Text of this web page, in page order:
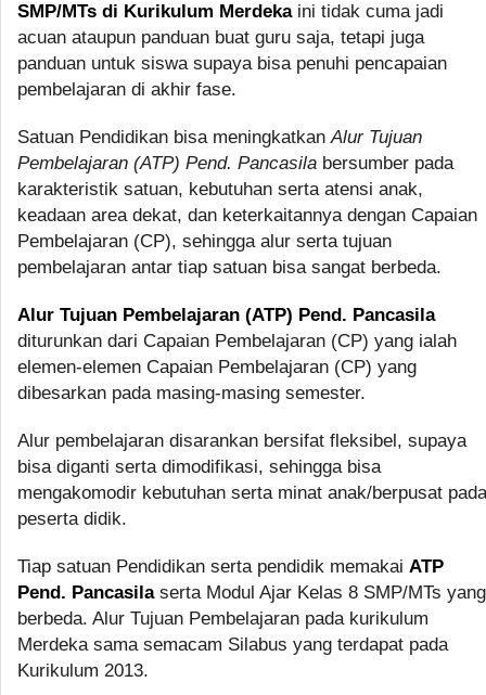
SMP/MTs di Kurikulum Merdekaini tidak cuma jadi
acuan ataupun panduan buat guru saja, tetapi juga
panduan untuk siswa supaya bisa penuhi pencapaian
pembelajaran di akhir fase.
Satuan Pendidikan bisa meningkatkanAlur Tujuan
Pembelajaran (ATP) Pend. Pancasila bersumber pada
karakteristik satuan, kebutuhan serta atensi anak,
keadaan area dekat, dan keterkaitannya dengan Capaian
Pembelajaran (CP), sehingga alur serta tujuan
pembelajaran antar tiap satuan bisa sangat berbeda.
Alur Tujuan Pembelajaran (ATP) Pend. Pancasila
diturunkan dari Capaian Pembelajaran (CP) yang ialah
elemen-elemen Capaian Pembelajaran (CP) yang
dibesarkan pada masing-masing semester.
Alur pembelajaran disarankan bersifat fleksibel, supaya
bisa diganti serta dimodifikasi, sehingga bisa
mengakomodir kebutuhan serta minat anak/berpusat pada
peserta didik.
Tiap satuan Pendidikan serta pendidik memakai ATP
Pend. Pancasilaserta Modul Ajar Kelas 8 SMP/MTs yang
berbeda. Alur Tujuan Pembelajaran pada kurikulum
Merdeka sama semacam Silabus yang terdapat pada
Kurikulum 2013.